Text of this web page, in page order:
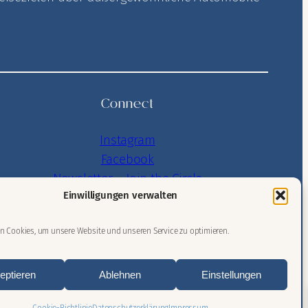
Einwilligungen verwalten
Cookies, um unsere Website und unseren Service zu optimieren.
Ablehnen Einstellungen
Connect
Instagram
Facebook
Newsletter – Join the Circle
Issuu